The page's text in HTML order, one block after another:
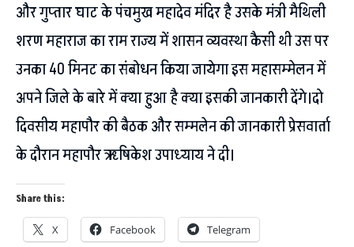
और गुप्तार घाट के पंचमुख महादेव मंदिर है उसके मंत्री मैथिली
शरण महाराज का राम राज्य में शासन व्यवस्था कैसी थी उस पर
उनका 40 मिनट का संबोधन किया जायेगा इस महासम्मेलन में
अपने जिले के बारे में क्या हुआ है क्या इसकी जानकारी देंगे।दो
दिवसीय महापौर की बैठक और सम्मलेन की जानकारी प्रेसवार्ता
के दौरान महापौर ऋषिकेश उपाध्याय ने दी।
Share this:
X Facebook Telegram